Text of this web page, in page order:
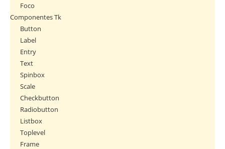
Foco
Componentes Tk
Button
Label
Entry
Text
Spinbox
Scale
Checkbutton
Radiobutton
Listbox
Toplevel
Frame